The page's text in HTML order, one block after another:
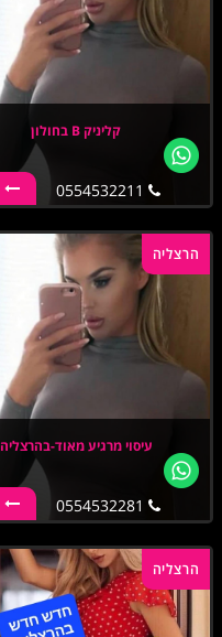
קליניק B בחולון
הרצליה
עיסוי מרגיע מאוד-בהרצליה
הרצליה